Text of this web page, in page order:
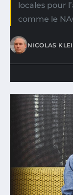
locales pour
comme le
NICOLAS